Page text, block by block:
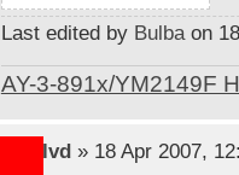
Last edited by Bulbaon
AY-3-891x/YM2149F
lvd» 18 Apr 2007,